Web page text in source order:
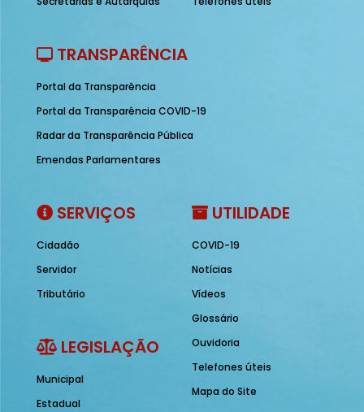
TRANSPARÊNCIA
Portal da Transparência
Portal da Transparência COVID-19
Radar da Transparência Pública
Emendas Parlamentares
SERVIÇOS
Cidadão
Servidor
Tributário
LEGISLAÇÃO
Municipal
Estadual
UTILIDADE
COVID-19
Notícias
Vídeos
Glossário
Ouvidoria
Telefones úteis
Mapa do Site